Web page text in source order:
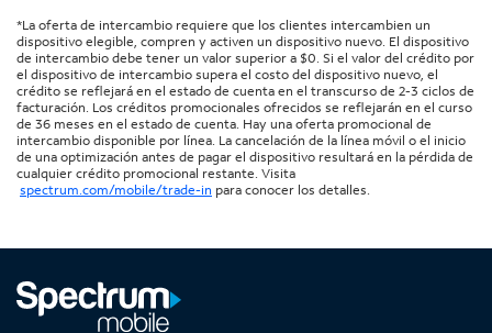
*La oferta de intercambio requiere que los clientes intercambien un
dispositivo elegible, compren y activen un dispositivo nuevo. El dispositivo
de intercambio debe tener un valor superior a $0. Si el valor del crédito por
el dispositivo de intercambio supera el costo del dispositivo nuevo, el
crédito se reflejará en el estado de cuenta en el transcurso de 2-3 ciclos de
facturación. Los créditos promocionales ofrecidos se reflejarán en el curso
de 36 meses en el estado de cuenta. Hay una oferta promocional de
intercambio disponible por línea. La cancelación de la línea móvil o el inicio
de una optimización antes de pagar el dispositivo resultará en la pérdida de
cualquier crédito promocional restante. Visita
spectrum.com/mobile/trade-in para conocer los detalles.